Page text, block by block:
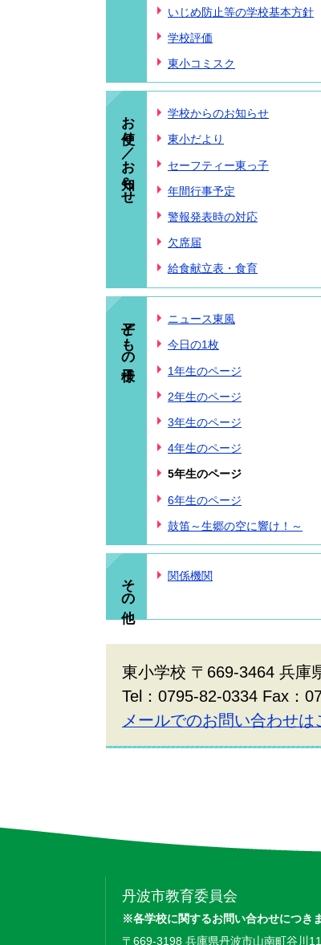
いじめ防止等の学校基本方針
学校評価
東小コミスク
お便り／お知らせ 学校からのお知らせ
東小だより
セーフティー東っ子
年間行事予定
警報発表時の対応
欠席届
給食献立表・食育
子どもの様子 ニュース東風
今日の1枚
1年生のページ
2年生のページ
3年生のページ
4年生のページ
5年生のページ
6年生のページ
鼓笛～生郷の空に響け！～
その他 関係機関
東小学校 〒669-3464 兵庫
Tel：0795-82-0334 Fax：
メールでのお問い合わせは
丹波市教育委員会
※各学校に関するお問い合わせにつき
〒669-3198 兵庫県丹波市山南町谷川